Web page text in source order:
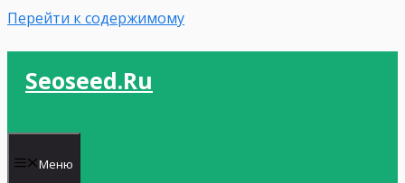
Перейти к содержимому
Seoseed.ru
Меню